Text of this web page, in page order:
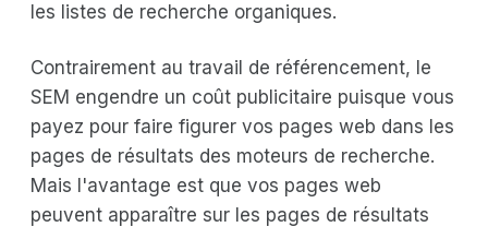
les listes de recherche organiques.
Contrairement au travail de référencement, le
SEM engendre un coût publicitaire puisque vous
payez pour faire figurer vos pages web dans les
pages de résultats des moteurs de recherche.
Mais l'avantage est que vos pages web
peuvent apparaître sur les pages de résultats